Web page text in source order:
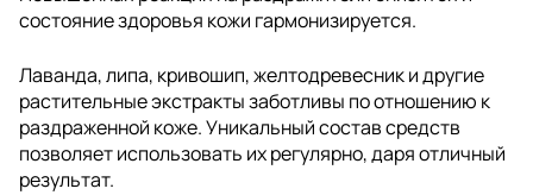
состояние здоровья кожи гармонизируется.
Лаванда, липа, кривошип, желтодревесник и другие
растительные экстракты заботливы по отношению к
раздраженной коже. Уникальный состав средств
позволяет использовать их регулярно, даря отличный
результат.